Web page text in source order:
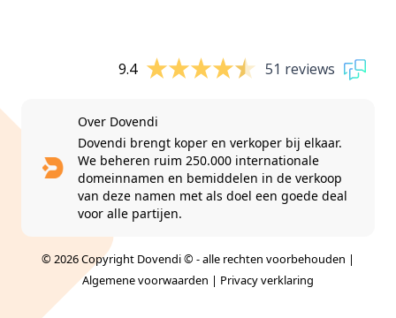
9.4 51 reviews
Over Dovendi
Dovendi brengt koper en verkoper bij elkaar.
We beheren ruim 250.000 internationale
domeinnamen en bemiddelen in de verkoop
van deze namen met als doel een goede deal
voor alle partijen.
© 2026 Copyright Dovendi © - alle rechten voorbehouden |
Algemene voorwaarden | Privacy verklaring